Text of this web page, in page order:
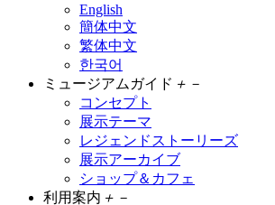
English
簡体中文
繁体中文
한국어
ミュージアムガイド ＋ －
コンセプト
展示テーマ
レジェンドストーリーズ
展示アーカイブ
ショップ＆カフェ
利用案内 ＋ －